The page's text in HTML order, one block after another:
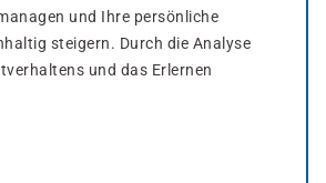
und Ihre persönliche
steigern. Durch die Analyse
und das Erlernen